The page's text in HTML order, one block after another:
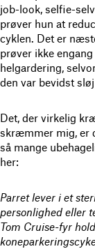
job-look, selfie-
prøver hun at
cyklen. Det er
prøver ikke
helgardering,
den var bevidst
Det, der virkelig
skræmmer mig, er
så mange
her:
Parret lever i et
personlighed eller
Tom Cruise-fyr